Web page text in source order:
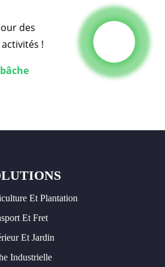
des
!
bâche
Et Plantation
Et Fret
Et Jardin
Industrielle